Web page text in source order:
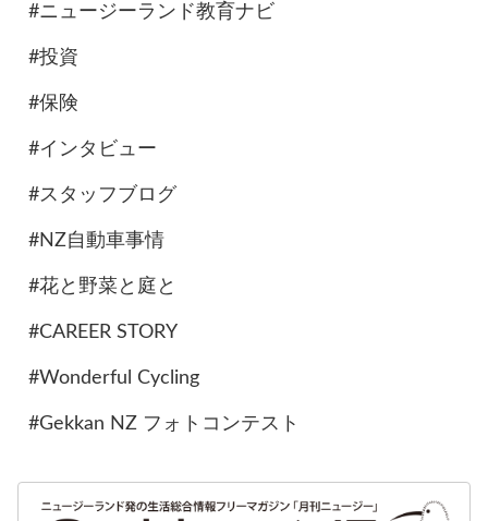
#ニュージーランド教育ナビ
#投資
#保険
#インタビュー
#スタッフブログ
#NZ自動車事情
#花と野菜と庭と
#CAREER STORY
#Wonderful Cycling
#Gekkan NZ フォトコンテスト